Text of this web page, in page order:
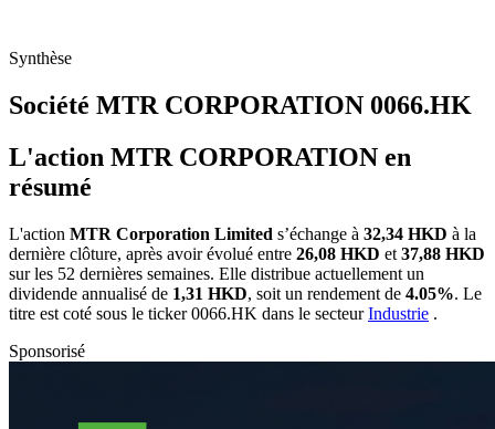
Synthèse
Société MTR CORPORATION 0066.HK
L'action MTR CORPORATION en
résumé
L'action MTR Corporation Limited s’échange à 32,34 HKD à la
dernière clôture, après avoir évolué entre 26,08 HKD et 37,88 HKD
sur les 52 dernières semaines. Elle distribue actuellement un
dividende annualisé de 1,31 HKD, soit un rendement de 4.05%. Le
titre est coté sous le ticker0066.HK dans le secteurIndustrie .
Sponsorisé